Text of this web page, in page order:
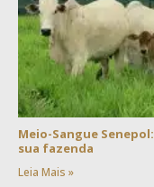
Meio-Sangue
sua fazenda
Leia Mais »